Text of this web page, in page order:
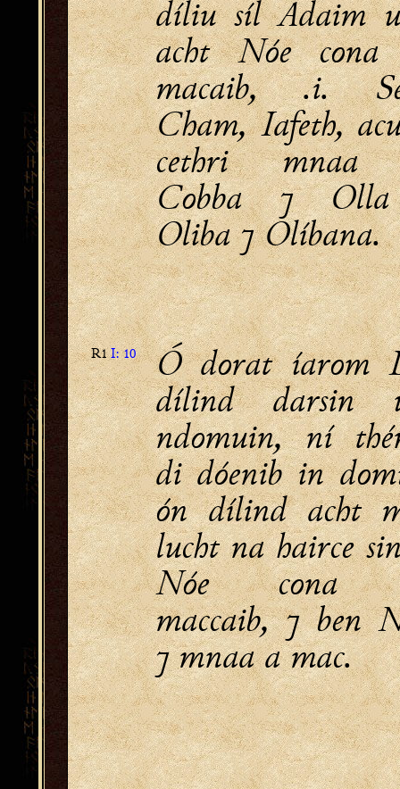
díliu síl Adaim
acht Nóe
macaib, .i.
Cham, Iafeth,
cethri
Cobba ⁊
Oliba ⁊ Olíbana.
R1I: 10
Ó dorat íarom
dílind darsin
ndomuin, ní
di dóenib in
ón dílind acht
lucht na hairce
Nóe cona
maccaib, ⁊ ben
⁊ mnaa a mac.